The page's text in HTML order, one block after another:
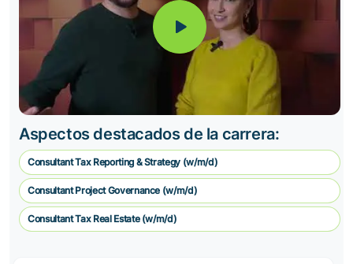
Aspectos destacados de la carrera:
Consultant Tax Reporting & Strategy (w/m/d)
Consultant Project Governance (w/m/d)
Consultant Tax Real Estate (w/m/d)